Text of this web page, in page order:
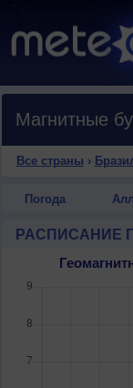
Магнитные
Все страны ›
Погода
РАСПИСАНИЕ